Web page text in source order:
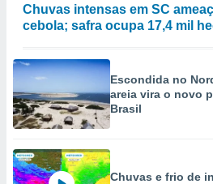
Chuvas intensas em SC
cebola; safra ocupa 17,4 mil
Escondida no
areia vira o novo
Brasil
Chuvas e frio de